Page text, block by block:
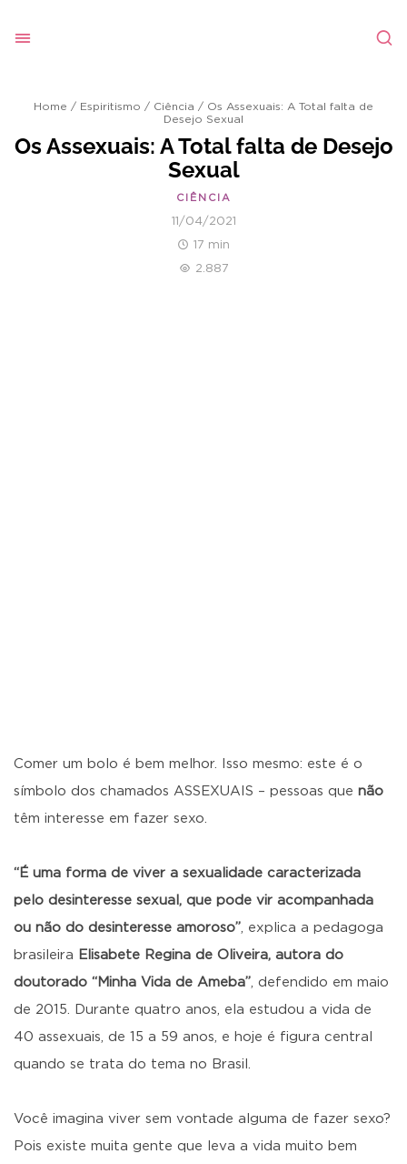
Home / Espiritismo / Ciência / Os Assexuais: A Total falta de
Desejo Sexual
Os Assexuais: A Total falta de Desejo
Sexual
CIÊNCIA
11/04/2021
17 min
2.887
Comer um bolo é bem melhor. Isso mesmo: este é o
símbolo dos chamados ASSEXUAIS – pessoas que não
têm interesse em fazer sexo.
“É uma forma de viver a sexualidade caracterizada
pelo desinteresse sexual, que pode vir acompanhada
ou não do desinteresse amoroso”, explica a pedagoga
brasileira Elisabete Regina de Oliveira, autora do
doutorado “Minha Vida de Ameba”, defendido em maio
de 2015. Durante quatro anos, ela estudou a vida de
40 assexuais, de 15 a 59 anos, e hoje é figura central
quando se trata do tema no Brasil.
Você imagina viver sem vontade alguma de fazer sexo?
Pois existe muita gente que leva a vida muito bem